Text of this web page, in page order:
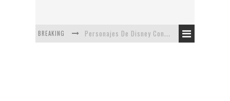
BREAKING Personajes De Disney Con Vestuarios Contemporáneos